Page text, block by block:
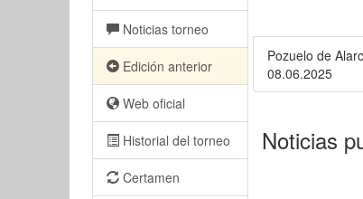
Noticias torneo
Edición anterior
Web oficial
Historial del torneo
Certamen
Pozuelo de
08.06.2025
Noticias